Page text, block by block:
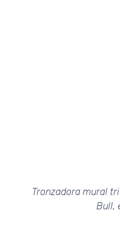
Tronzadora mural
Bull,